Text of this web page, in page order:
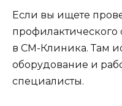
Если вы ищете
профилактического
в СМ-Клиника. Там
оборудование и
специалисты.